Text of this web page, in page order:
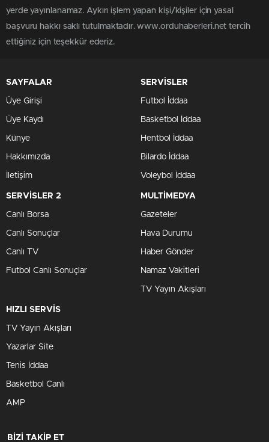
yerde yayınlanamaz. Aykırı işlem yapan kişi/kişiler için yasal
başvuru hakkı saklı tutulmaktadır. www.orduhaberleri.net tercih
ettiğiniz için teşekkür ederiz.
SAYFALAR
Üye Girişi
Üye Kaydı
Künye
Hakkımızda
İletişim
SERVİSLER
Futbol İddaa
Basketbol İddaa
Hentbol İddaa
Bilardo İddaa
Voleybol İddaa
SERVİSLER 2
Canlı Borsa
Canlı Sonuçlar
Canlı TV
Futbol Canlı Sonuçlar
MULTİMEDYA
Gazeteler
Hava Durumu
Haber Gönder
Namaz Vakitleri
TV Yayın Akışları
HIZLI SERVİS
TV Yayın Akışları
Yazarlar Site
Tenis İddaa
Basketbol Canlı
AMP
BİZİ TAKİP ET